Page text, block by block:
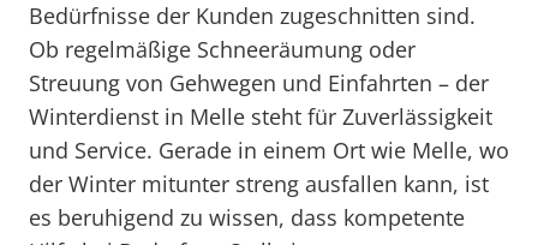
Bedürfnisse der Kunden zugeschnitten sind.
Ob regelmäßige Schneeräumung oder
Streuung von Gehwegen und Einfahrten – der
Winterdienst in Melle steht für Zuverlässigkeit
und Service. Gerade in einem Ort wie Melle, wo
der Winter mitunter streng ausfallen kann, ist
es beruhigend zu wissen, dass kompetente